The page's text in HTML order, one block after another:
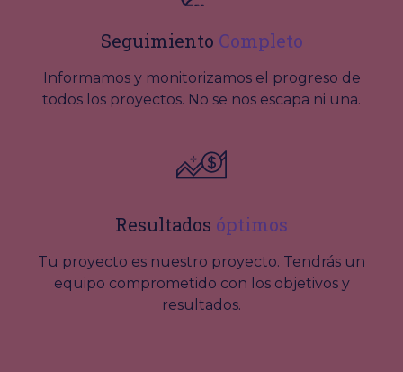
Seguimiento Completo
Informamos y monitorizamos el progreso de
todos los proyectos. No se nos escapa ni una.
Resultados óptimos
Tu proyecto es nuestro proyecto. Tendrás un
equipo comprometido con los objetivos y
resultados.